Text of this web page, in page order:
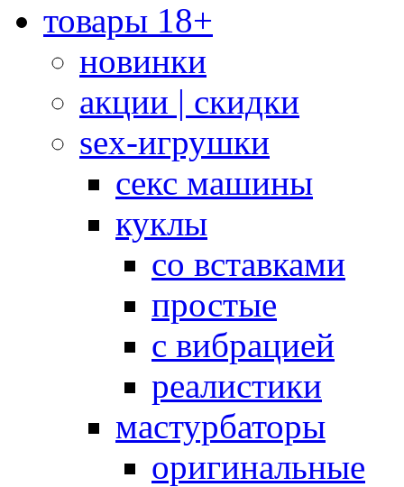
товары 18+
новинки
акции | скидки
sex-игрушки
секс машины
куклы
со вставками
простые
с вибрацией
реалистики
мастурбаторы
оригинальные